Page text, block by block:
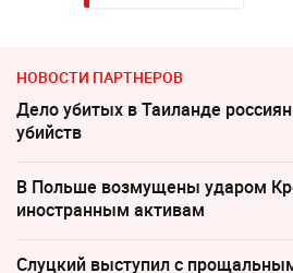
НОВОСТИ ПАРТНЕРОВ
Дело убитых в Таиланде
убийств
В Польше возмущены ударом
иностранным активам
Слуцкий выступил с